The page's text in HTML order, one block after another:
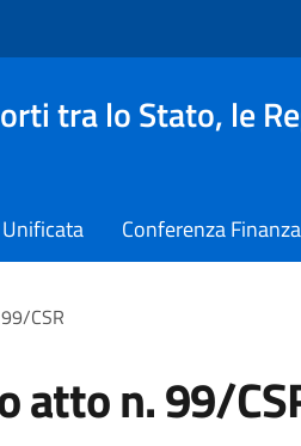
tra lo Stato, le
Conferenza
CSR
atto n. 99/